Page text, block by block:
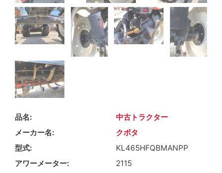
品名
中古トラクター
メーカー名
クボタ
型式
KL465HFQBMANPP
アワーメーター
2115